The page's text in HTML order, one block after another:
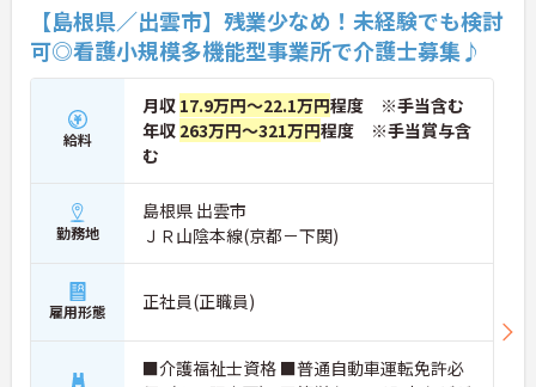
【島根県／出雲市】残業少なめ！未経験でも検討
可◎看護小規模多機能型事業所で介護士募集♪
給料
月収 17.9万円～22.1万円程度 ※手当含む
年収 263万円～321万円程度 ※手当賞与含
む
勤務地
島根県 出雲市
ＪＲ山陰本線(京都－下関)
雇用形態 正社員(正職員)
■介護福祉士資格 ■普通自動車運転免許必